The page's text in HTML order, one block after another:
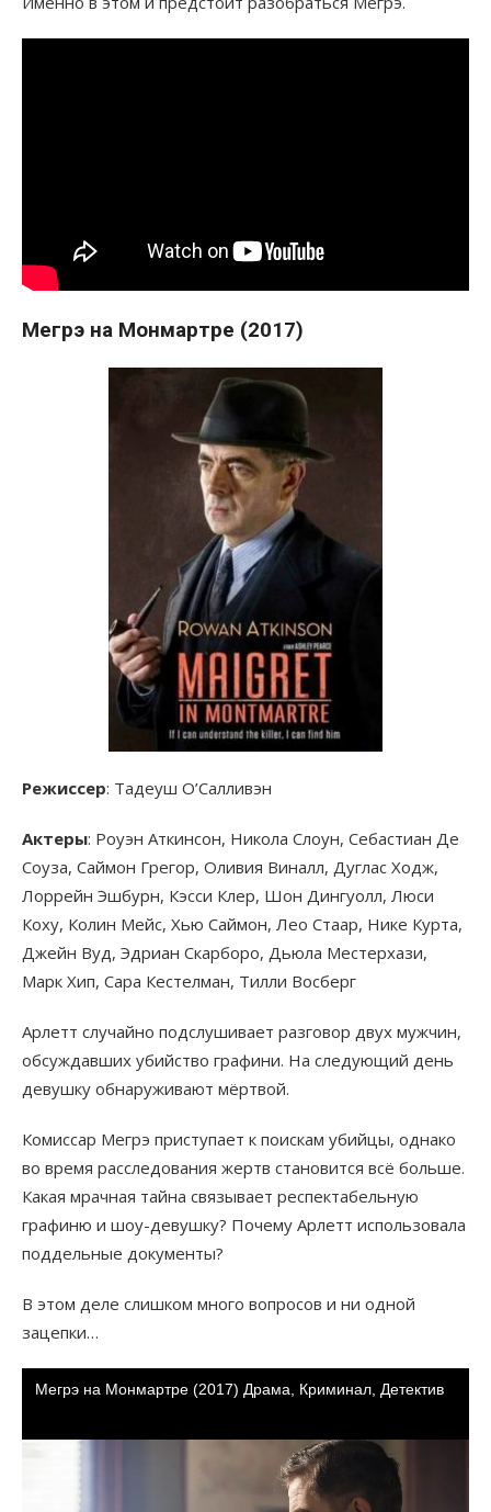
Мегрэ на Монмартре (2017)
Режиссер: Тадеуш О’Салливэн
Актеры: Роуэн Аткинсон, Никола Слоун, Себастиан Де
Соуза, Саймон Грегор, Оливия Виналл, Дуглас Ходж,
Лоррейн Эшбурн, Кэсси Клер, Шон Дингуолл, Люси
Коху, Колин Мейс, Хью Саймон, Лео Стаар, Нике Курта,
Джейн Вуд, Эдриан Скарборо, Дьюла Местерхази,
Марк Хип, Сара Кестелман, Тилли Восберг
Арлетт случайно подслушивает разговор двух мужчин,
обсуждавших убийство графини. На следующий день
девушку обнаруживают мёртвой.
Комиссар Мегрэ приступает к поискам убийцы, однако
во время расследования жертв становится всё больше.
Какая мрачная тайна связывает респектабельную
графиню и шоу-девушку? Почему Арлетт использовала
поддельные документы?
В этом деле слишком много вопросов и ни одной
зацепки…